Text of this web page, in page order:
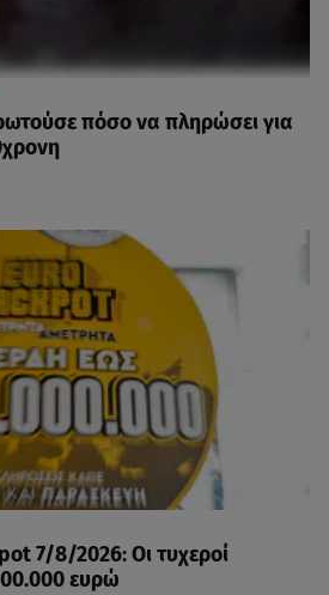
πόσο να πληρώσει για
7/8/2026: Οι τυχεροί
ευρώ